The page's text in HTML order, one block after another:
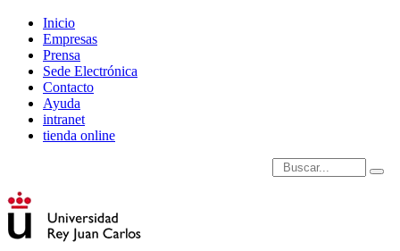
Inicio
Empresas
Prensa
Sede Electrónica
Contacto
Ayuda
intranet
tienda online
Introduce términos de